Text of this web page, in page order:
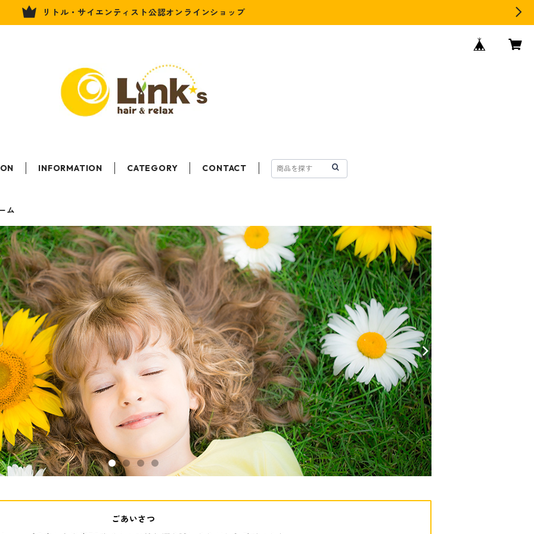
リトル・サイエンティスト公認オンラインショップ
INFORMATION CATEGORY CONTACT
ム
ごあいさつ